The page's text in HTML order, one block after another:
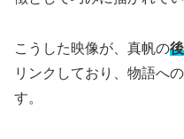
こうした映像が、真帆の
リンクしており、物語へ
す。